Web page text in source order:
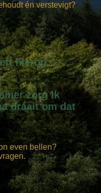
én verstevigt?
hierop
zorg ik
draait om dat
even bellen?